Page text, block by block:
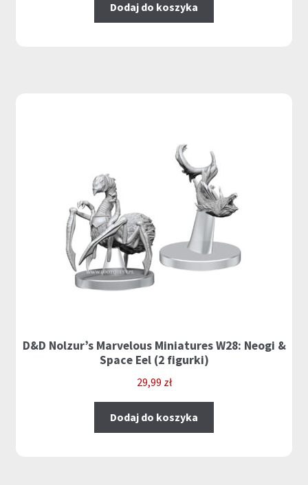
Dodaj do koszyka
D&D Nolzur’s Marvelous Miniatures W28: Neogi &
Space Eel (2 figurki)
29,99 zł
Dodaj do koszyka